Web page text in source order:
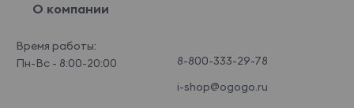
О компании
Время работы:
Пн-Вс - 8:00-20:00
8-800-333-29-78
i-shop@ogogo.ru